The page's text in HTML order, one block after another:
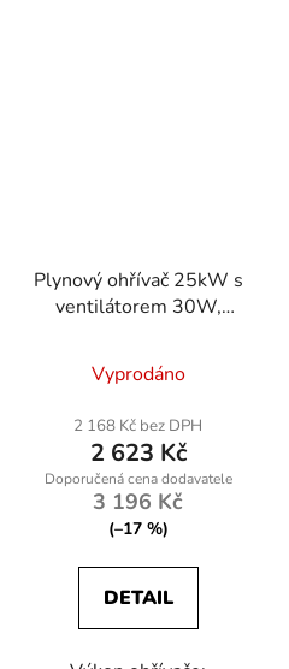
Plynový ohřívač 25kW s
ventilátorem 30W,
RTNGG0119
Vyprodáno
2 168 Kč bez DPH
2 623 Kč
3 196 Kč
(–17 %)
DETAIL